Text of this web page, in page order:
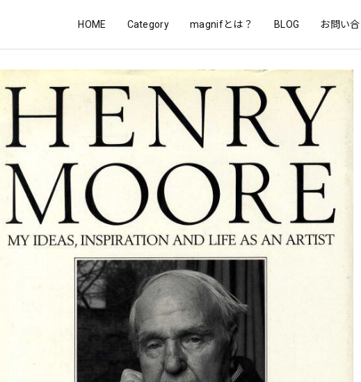
HOME Category magnifとは？ BLOG お問い